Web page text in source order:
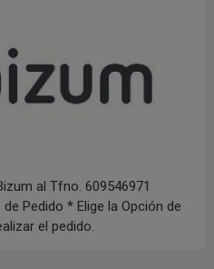
al Tfno. 609546971
Pedido * Elige la Opción de
el pedido.